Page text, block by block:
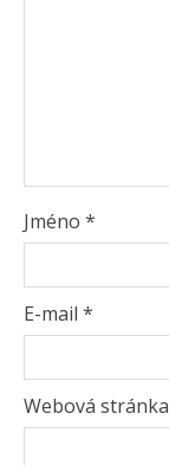
Jméno *
E-mail *
Webová stránka